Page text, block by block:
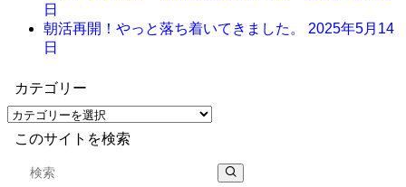
日
朝活再開！やっと落ち着いてきました。 2025年5月14
日
カテゴリー
このサイトを検索